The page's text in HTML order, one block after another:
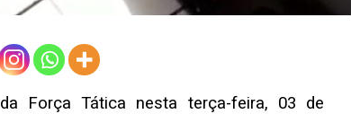
Força Tática nesta terça-feira, 03 de